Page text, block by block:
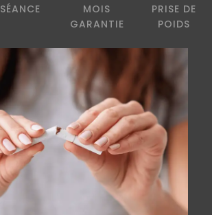
SÉANCE
MOIS
GARANTIE
PRISE DE
POIDS